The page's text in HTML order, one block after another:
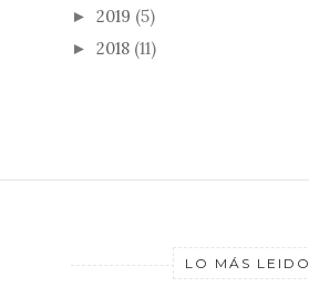
► 2019 (5)
► 2018 (11)
LO MÁS LEIDO